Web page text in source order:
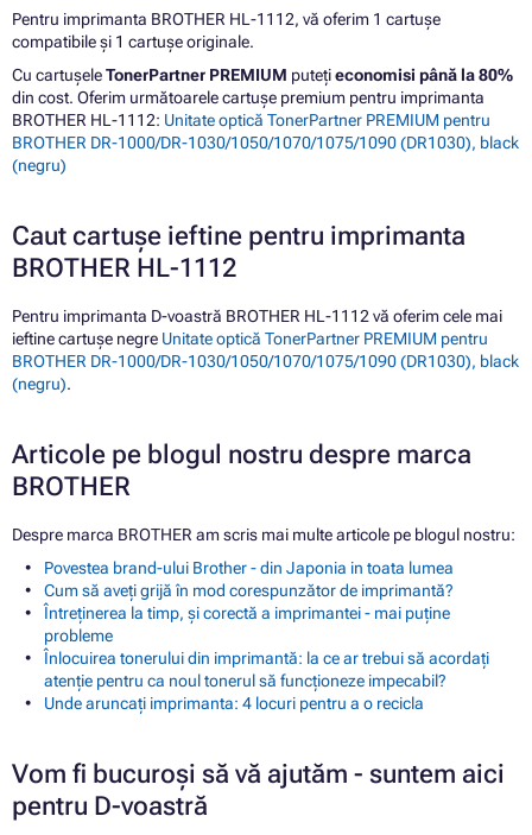
Pentru imprimanta BROTHER HL-1112, vă oferim 1 cartușe
compatibile și 1 cartușe originale.
Cu cartușeleTonerPartner PREMIUM putețieconomisi până la 80%
din cost. Oferim următoarele cartușe premium pentru imprimanta
BROTHER HL-1112: Unitate optică TonerPartner PREMIUM pentru
BROTHER DR-1000/DR-1030/1050/1070/1075/1090 (DR1030), black
(negru)
Caut cartușe ieftine pentru imprimanta
BROTHER HL-1112
Pentru imprimanta D-voastră BROTHER HL-1112 vă oferim cele mai
ieftine cartușe negre Unitate optică TonerPartner PREMIUM pentru
BROTHER DR-1000/DR-1030/1050/1070/1075/1090 (DR1030), black
(negru).
Articole pe blogul nostru despre marca
BROTHER
Despre marca BROTHER am scris mai multe articole pe blogul nostru:
Povestea brand-ului Brother - din Japonia in toata lumea
Cum să aveți grijă în mod corespunzător de imprimantă?
Întreținerea la timp, și corectă a imprimantei - mai puține
probleme
Înlocuirea tonerului din imprimantă: la ce ar trebui să acordați
atenție pentru ca noul tonerul să funcționeze impecabil?
Unde aruncați imprimanta: 4 locuri pentru a o recicla
Vom fi bucuroși să vă ajutăm - suntem aici
pentru D-voastră